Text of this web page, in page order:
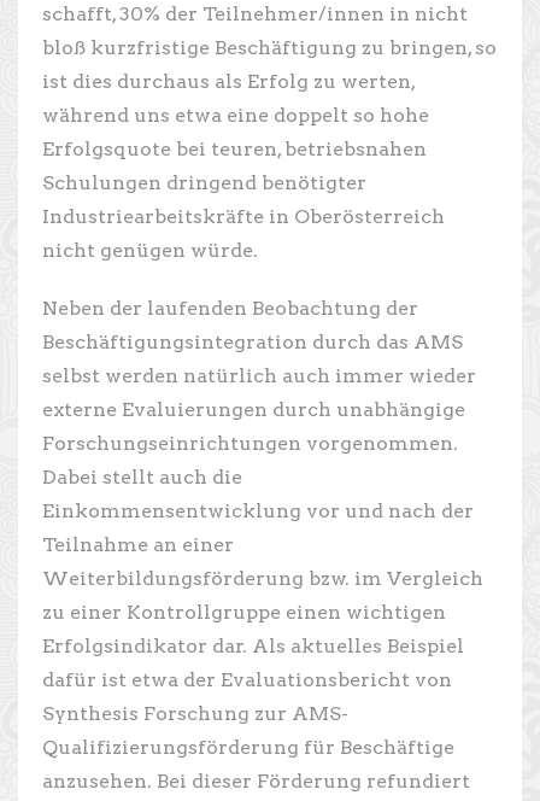
schafft, 30% der Teilnehmer/innen in nicht
bloß kurzfristige Beschäftigung zu bringen, so
ist dies durchaus als Erfolg zu werten,
während uns etwa eine doppelt so hohe
Erfolgsquote bei teuren, betriebsnahen
Schulungen dringend benötigter
Industriearbeitskräfte in Oberösterreich
nicht genügen würde.
Neben der laufenden Beobachtung der
Beschäftigungsintegration durch das AMS
selbst werden natürlich auch immer wieder
externe Evaluierungen durch unabhängige
Forschungseinrichtungen vorgenommen.
Dabei stellt auch die
Einkommensentwicklung vor und nach der
Teilnahme an einer
Weiterbildungsförderung bzw. im Vergleich
zu einer Kontrollgruppe einen wichtigen
Erfolgsindikator dar. Als aktuelles Beispiel
dafür ist etwa der Evaluationsbericht von
Synthesis Forschung zur AMS-
Qualifizierungsförderung für Beschäftige
anzusehen. Bei dieser Förderung refundiert